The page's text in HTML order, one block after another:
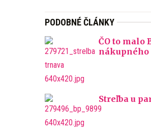
PODOBNÉ ČLÁNKY
ČO to
nákupného
Streľba u